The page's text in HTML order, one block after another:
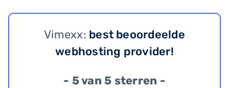
Vimexx: best beoordeelde
webhosting provider!
- 5 van 5 sterren -